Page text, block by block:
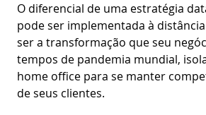
O diferencial de uma estratégia
pode ser implementada à
ser a transformação que seu
tempos de pandemia mundial,
home office para se manter
de seus clientes.